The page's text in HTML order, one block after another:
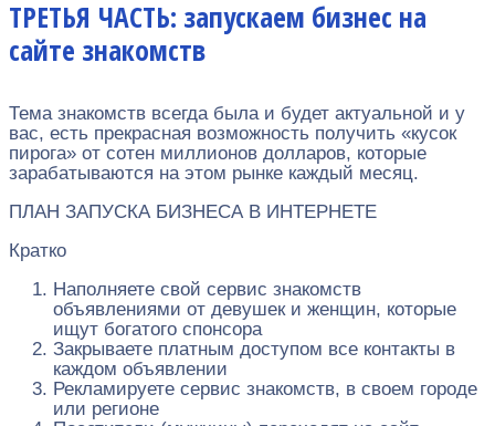
ТРЕТЬЯ ЧАСТЬ: запускаем бизнес на
сайте знакомств
Тема знакомств всегда была и будет актуальной и у
вас, есть прекрасная возможность получить «кусок
пирога» от сотен миллионов долларов, которые
зарабатываются на этом рынке каждый месяц.
ПЛАН ЗАПУСКА БИЗНЕСА В ИНТЕРНЕТЕ
Кратко
Наполняете свой сервис знакомств
объявлениями от девушек и женщин, которые
ищут богатого спонсора
Закрываете платным доступом все контакты в
каждом объявлении
Рекламируете сервис знакомств, в своем городе
или регионе